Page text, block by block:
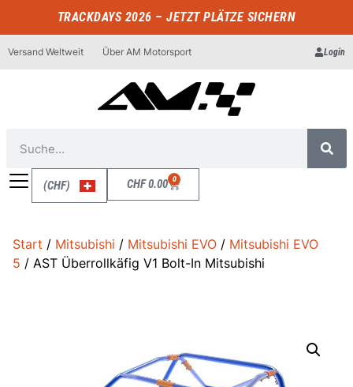
TRACKDAYS 2026 – JETZT PLÄTZE SICHERN
Versand Weltweit Über AM Motorsport Login
(CHF) CHF0.00 0
Start / Mitsubishi / Mitsubishi EVO / Mitsubishi EVO
5 / AST Überrollkäfig V1 Bolt-In Mitsubishi